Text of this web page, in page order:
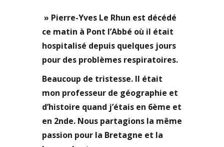
» Pierre-Yves Le Rhun est décédé
ce matin à Pont l’Abbé où il était
hospitalisé depuis quelques jours
pour des problèmes respiratoires.
Beaucoup de tristesse. Il était
mon professeur de géographie et
d’histoire quand j’étais en 6ème et
en 2nde. Nous partagions la même
passion pour la Bretagne et la